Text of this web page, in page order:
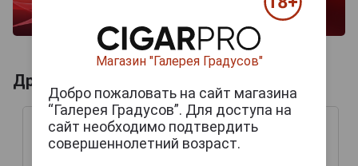
Другие продукты бренда PAULANER
Магазин "Галерея Градусов"
Добро пожаловать на сайт магазина
“Галерея Градусов”. Для доступа на
сайт необходимо подтвердить
совершеннолетний возраст.